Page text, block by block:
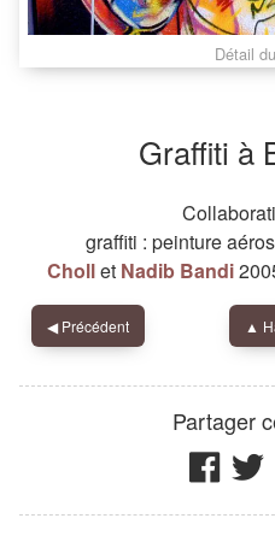
Détail
Graffiti à
graffiti : peinture
Chollet Nadib Bandi
◀︎Précédent ▲
Partager